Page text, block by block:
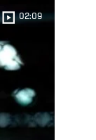
02:09